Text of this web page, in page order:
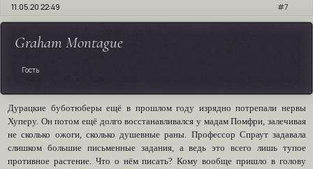
7
11.05.20 22:49
Graham Montague
Гость
Дурацкие буботюберы ещё в прошлом году изрядно потрепали нервы
Хуперу. Он потом ещё долго восстанавливался у мадам Помфри, залечивая
не сколько ожоги, сколько душевные раны. Профессор Спраут задавала
слишком большие письменные задания, а ведь это всего лишь тупое
противное растение. Что о нём писать? Кому вообще пришло в голову